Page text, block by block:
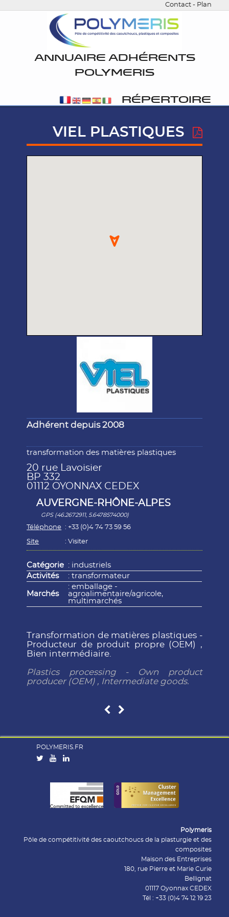
Contact - Plan
ANNUAIRE ADHÉRENTS
POLYMERIS
RÉPERTOIRE
VIEL PLASTIQUES
Adhérent depuis 2008
transformation des matières plastiques
20 rue Lavoisier
BP 332
01112 OYONNAX CEDEX
AUVERGNE-RHÔNE-ALPES
GPS (46.2672911, 5.6478574000)
Téléphone : +33 (0)4 74 73 59 56
Site : Visiter
Catégorie : industriels
Activités
: transformateur
Marchés
: emballage -
agroalimentaire/agricole,
multimarchés
Transformation de matières plastiques -
Producteur de produit propre (OEM) ,
Bien intermédiaire.
Plastics processing - Own product
producer (OEM) , Intermediate goods.
POLYMERIS.FR
Polymeris
Pôle de compétitivité des caoutchoucs de la plasturgie et des
composites
Maison des Entreprises
180, rue Pierre et Marie Curie
Bellignat
01117 Oyonnax CEDEX
Tél : +33 (0)4 74 12 19 23